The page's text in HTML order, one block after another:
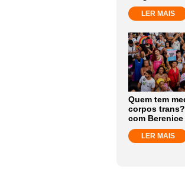
LER MAIS
Quem tem
corpos
com
LER MAIS